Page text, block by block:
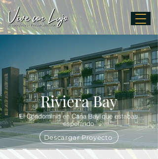
Riviera Bay
El Condominio en Cana Bay que estabas
esperando
Descargar Proyecto